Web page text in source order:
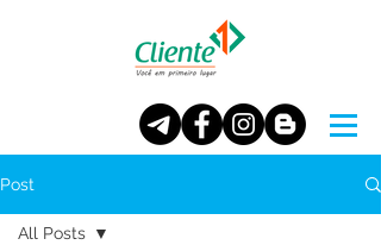
Post
All Posts